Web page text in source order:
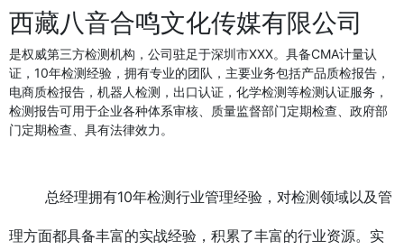
西藏八音合鸣文化传媒有限公司
是权威第三方检测机构，公司驻足于深圳市XXX。具备CMA计量认
证，10年检测经验，拥有专业的团队，主要业务包括产品质检报告，
电商质检报告，机器人检测，出口认证，化学检测等检测认证服务，
检测报告可用于企业各种体系审核、质量监督部门定期检查、政府部
门定期检查、具有法律效力。
总经理拥有10年检测行业管理经验，对检测领域以及管
理方面都具备丰富的实战经验，积累了丰富的行业资源。实